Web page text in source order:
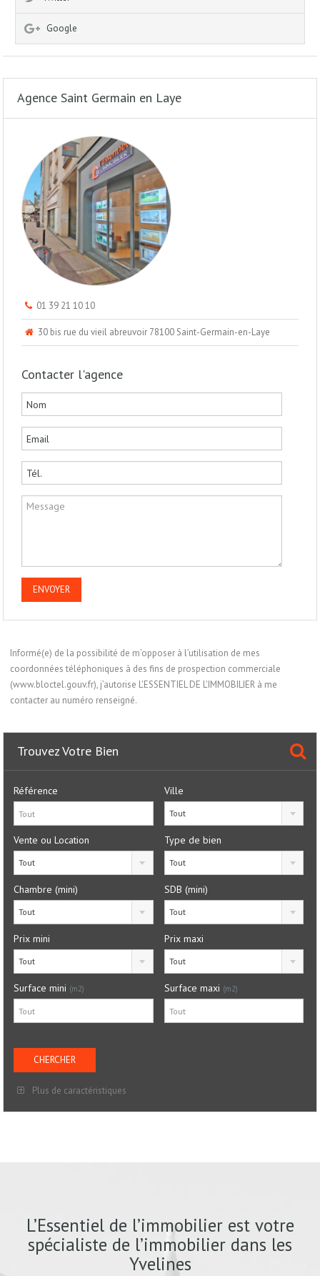
Google
Agence Saint Germain en Laye
01 39 21 10 10
30 bis rue du vieil abreuvoir 78100 Saint-Germain-en-Laye
Contacter l'agence
Informé(e) de la possibilité de m’opposer à l’utilisation de mes
coordonnées téléphoniques à des fins de prospection commerciale
(www.bloctel.gouv.fr), j’autorise L'ESSENTIEL DE L'IMMOBILIER à me
contacter au numéro renseigné.
Trouvez Votre Bien
Référence Ville
Tout
Vente ou Location
Tout
Type de bien
Tout
Chambre (mini)
Tout
SDB (mini)
Tout
Prix mini
Tout
Prix maxi
Tout
Surface mini (m2) Surface maxi (m2)
Plus de caractéristiques
L’Essentiel de l’immobilier est votre
spécialiste de l’immobilier dans les
Yvelines